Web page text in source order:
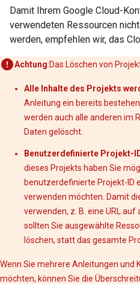
Damit Ihrem Google Cloud-
verwendeten Ressourcen
werden, empfehlen wir, das
Achtung:Das Löschen von
Alle Inhalte des Projekts
Anleitung ein bereits
werden auch alle anderen im
Daten gelöscht.
Benutzerdefinierte Projekt-
dieses Projekts haben Sie
benutzerdefinierte Projekt-ID
verwenden möchten. Damit
verwenden, z. B. eine URL
sollten Sie ausgewählte
löschen, statt das gesamte
Wenn Sie mehrere Anleitungen und
möchten, können Sie die